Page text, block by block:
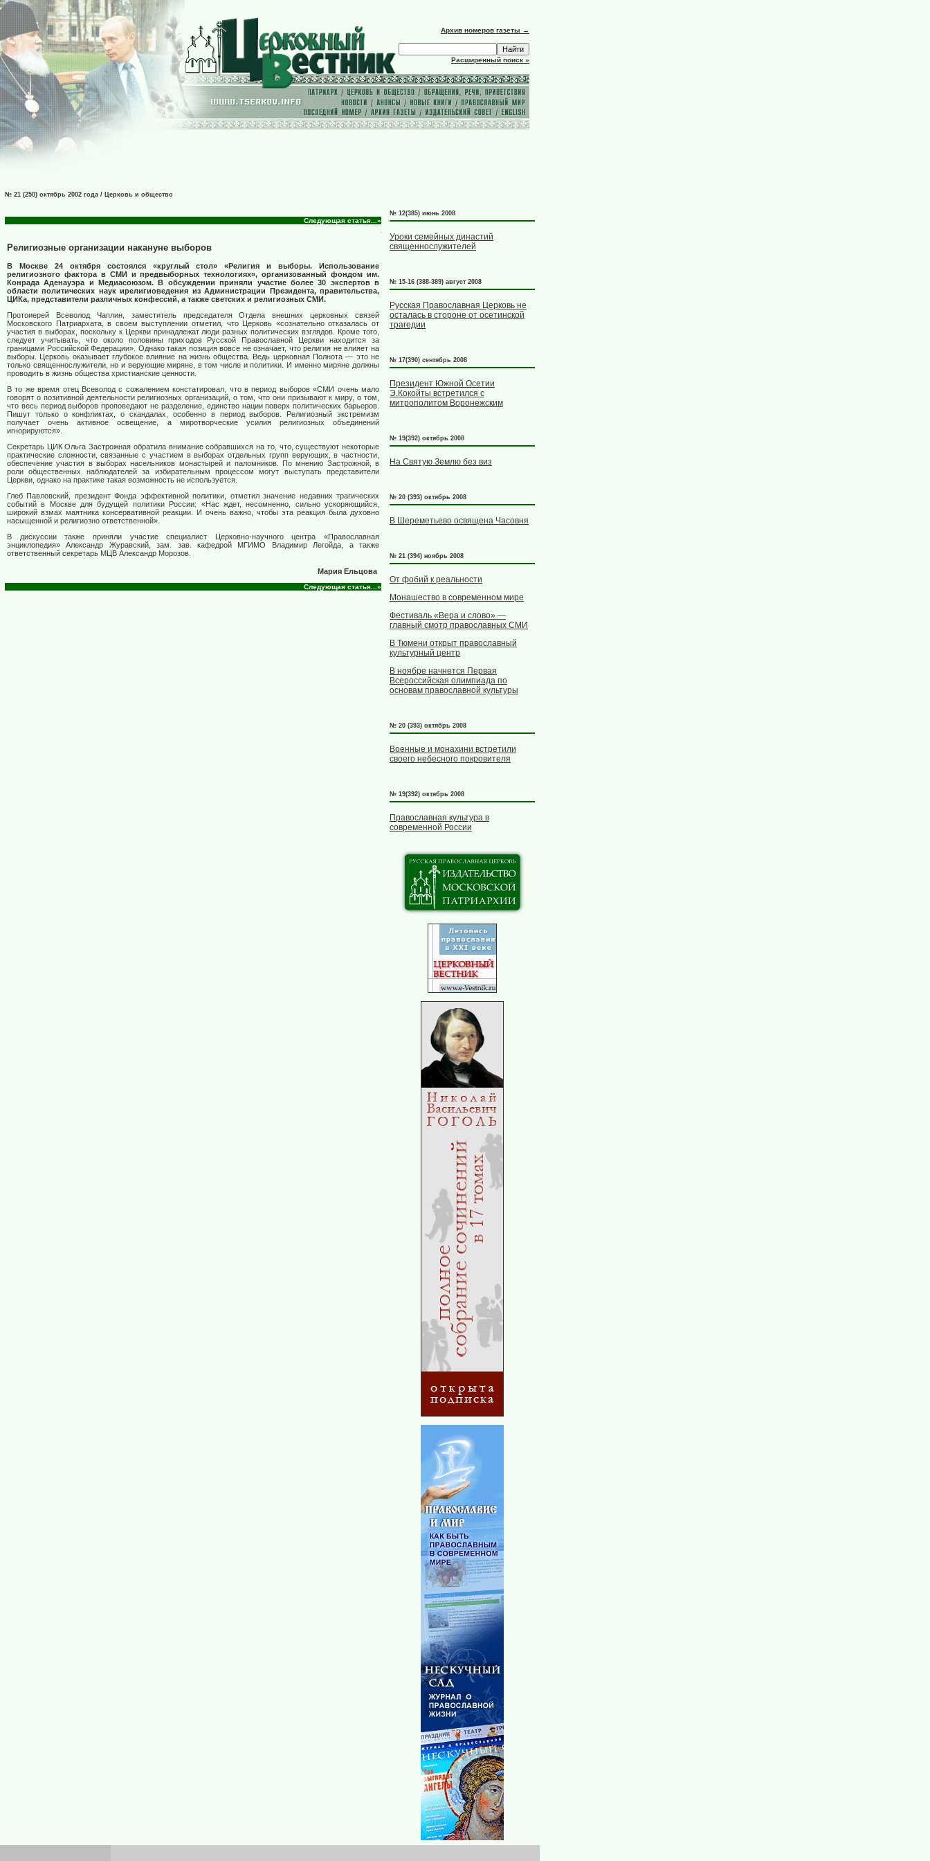
Архив номеров газеты →
Расширенный поиск »
№ 21 (250) октябрь 2002 года / Церковь и общество
Следующая статья...»
Религиозные организации накануне выборов
В Москве 24 октября состоялся «круглый стол» «Религия и выборы. Использование
религиозного фактора в СМИ и предвыборных технологиях», организованный фондом им.
Конрада Аденауэра и Медиасоюзом. В обсуждении приняли участие более 30 экспертов в
области политических наук ирелигиоведения из Администрации Президента, правительства,
ЦИКа, представители различных конфессий, а также светских и религиозных СМИ.
Протоиерей Всеволод Чаплин, заместитель председателя Отдела внешних церковных связей
Московского Патриархата, в своем выступлении отметил, что Церковь «сознательно отказалась от
участия в выборах, поскольку к Церкви принадлежат люди разных политических взглядов. Кроме того,
следует учитывать, что около половины приходов Русской Православной Церкви находится за
границами Российской Федерации». Однако такая позиция вовсе не означает, что религия не влияет на
выборы. Церковь оказывает глубокое влияние на жизнь общества. Ведь церковная Полнота — это не
только священнослужители, но и верующие миряне, в том числе и политики. И именно миряне должны
проводить в жизнь общества христианские ценности.
В то же время отец Всеволод с сожалением констатировал, что в период выборов «СМИ очень мало
говорят о позитивной деятельности религиозных организаций, о том, что они призывают к миру, о том,
что весь период выборов проповедают не разделение, единство нации поверх политических барьеров.
Пишут только о конфликтах, о скандалах, особенно в период выборов. Религиозный экстремизм
получает очень активное освещение, а миротворческие усилия религиозных объединений
игнорируются».
Секретарь ЦИК Ольга Застрожная обратила внимание собравшихся на то, что, существуют некоторые
практические сложности, связанные с участием в выборах отдельных групп верующих, в частности,
обеспечение участия в выборах насельников монастырей и паломников. По мнению Застрожной, в
роли общественных наблюдателей за избирательным процессом могут выступать представители
Церкви, однако на практике такая возможность не используется.
Глеб Павловский, президент Фонда эффективной политики, отметил значение недавних трагических
событий в Москве для будущей политики России: «Нас ждет, несомненно, сильно ускоряющийся,
широкий взмах маятника консервативной реакции. И очень важно, чтобы эта реакция была духовно
насыщенной и религиозно ответственной».
В дискуссии также приняли участие специалист Церковно-научного центра «Православная
энциклопедия» Александр Журавский, зам. зав. кафедрой МГИМО Владимир Легойда, а также
ответственный секретарь МЦВ Александр Морозов.
Мария Ельцова
Следующая статья...»
№ 12(385) июнь 2008
Уроки семейных династий
священнослужителей
№ 15-16 (388-389) август 2008
Русская Православная Церковь не
осталась в стороне от осетинской
трагедии
№ 17(390) сентябрь 2008
Президент Южной Осетии
Э.Кокойты встретился с
митрополитом Воронежским
№ 19(392) октябрь 2008
На Святую Землю без виз
№ 20 (393) октябрь 2008
В Шереметьево освящена Часовня
№ 21 (394) ноябрь 2008
От фобий к реальности
Монашество в современном мире
Фестиваль «Вера и слово» —
главный смотр православных СМИ
В Тюмени открыт православный
культурный центр
В ноябре начнется Первая
Всероссийская олимпиада по
основам православной культуры
№ 20 (393) октябрь 2008
Военные и монахини встретили
своего небесного покровителя
№ 19(392) октябрь 2008
Православная культура в
современной России